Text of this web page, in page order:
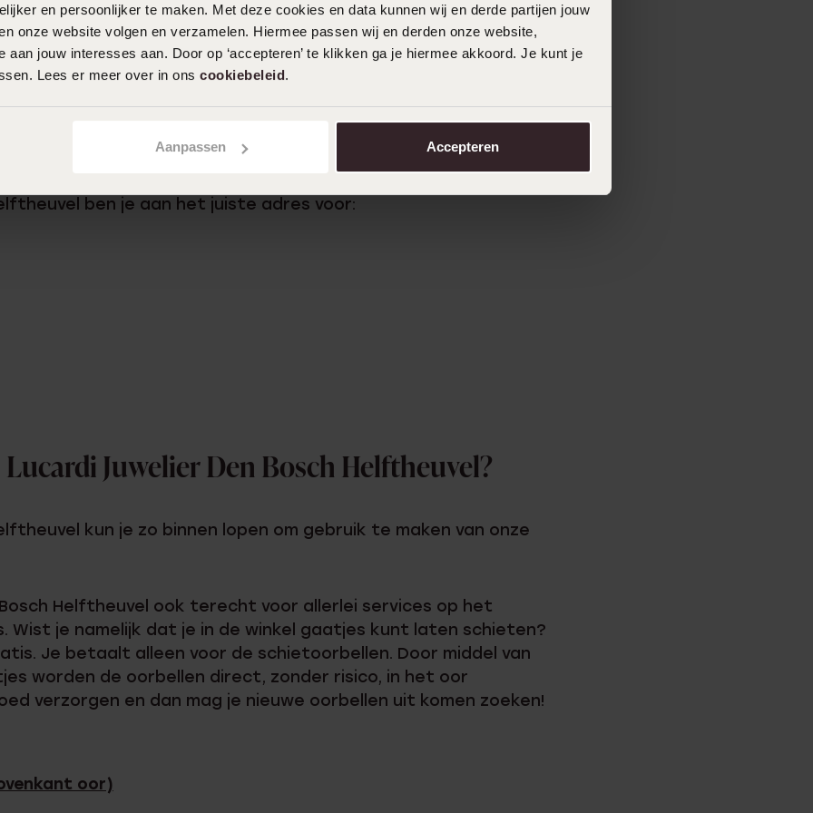
en persoonlijker te maken. Met deze cookies en data kunnen wij en derde partijen jouw
onze website volgen en verzamelen. Hiermee passen wij en derden onze website,
aan jouw interesses aan. Door op ‘accepteren’ te klikken ga je hiermee akkoord. Je kunt je
Lees er meer over in ons cookiebeleid.
Aanpassen Accepteren
juwelier in Helftheuvel!
voor iedereen wat! Het assortiment van Lucardi Juwelier Den
de mooiste materialen, stijlvolste sieraden en stoerste
in allerlei kleuren. Je vindt bij Lucardi Juwelier Den Bosch
ben je aan het juiste adres voor:
Juwelier Den Bosch Helftheuvel?
kun je zo binnen lopen om gebruik te maken van onze
Helftheuvel ook terecht voor allerlei services op het
Wist je namelijk dat je in de winkel gaatjes kunt laten schieten?
Je betaalt alleen voor de schietoorbellen. Door middel van
worden de oorbellen direct, zonder risico, in het oor
verzorgen en dan mag je nieuwe oorbellen uit komen zoeken!
oor)